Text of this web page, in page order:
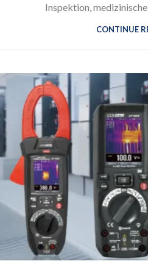
Inspektion, medizinische
CONTINUE